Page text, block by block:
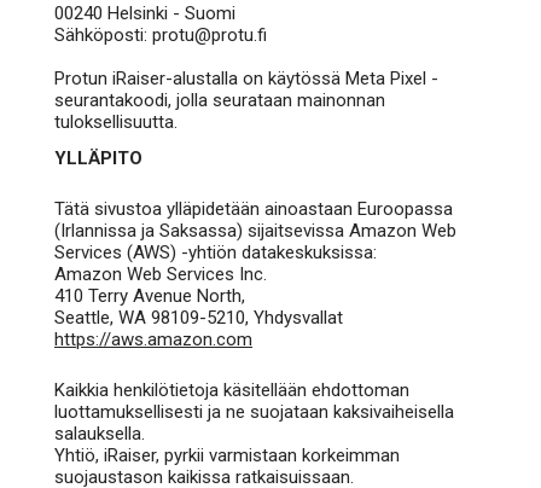
00240 Helsinki - Suomi
Sähköposti: protu@protu.fi
Protun iRaiser-alustalla on käytössä Meta Pixel -
seurantakoodi, jolla seurataan mainonnan
tuloksellisuutta.
YLLÄPITO
Tätä sivustoa ylläpidetään ainoastaan Euroopassa
(Irlannissa ja Saksassa) sijaitsevissa Amazon Web
Services (AWS) -yhtiön datakeskuksissa:
Amazon Web Services Inc.
410 Terry Avenue North,
Seattle, WA 98109-5210, Yhdysvallat
https://aws.amazon.com
Kaikkia henkilötietoja käsitellään ehdottoman
luottamuksellisesti ja ne suojataan kaksivaiheisella
salauksella.
Yhtiö, iRaiser, pyrkii varmistaan korkeimman
suojaustason kaikissa ratkaisuissaan.